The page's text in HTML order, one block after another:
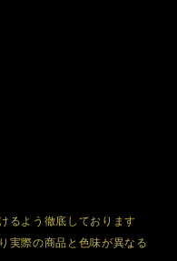
るよう徹底しております
実際の商品と色味が異なる